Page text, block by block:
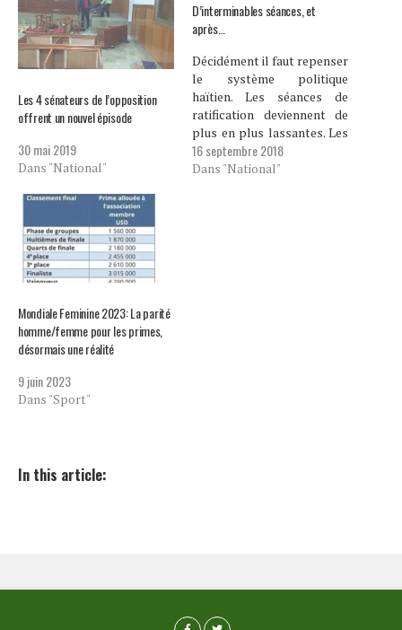
Les 4 sénateurs de l’opposition
offrent un nouvel épisode
30 mai 2019
Dans "National"
D’interminables séances, et
après…
Décidément il faut repenser
le système politique
haïtien. Les séances de
ratification deviennent de
plus en plus lassantes. Les
parlementaires défilent sur
la tribune pour faire des
16 septembre 2018
Dans "National"
Mondiale Feminine 2023: La parité
homme/femme pour les primes,
désormais une réalité
9 juin 2023
Dans "Sport"
In this article: